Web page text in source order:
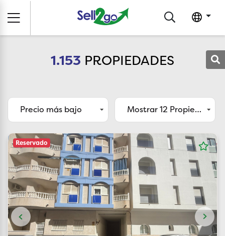
1.153 PROPIEDADES
Precio más bajo Mostrar 12 Propiedades
Reservado